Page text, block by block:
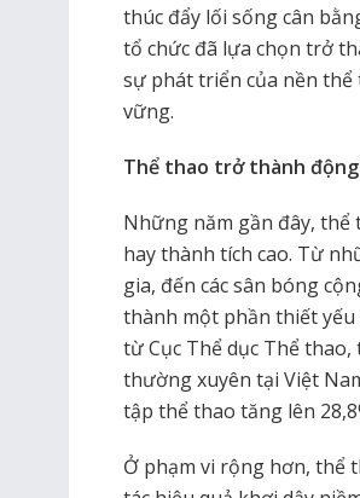
thúc đẩy lối sống cân
tổ chức đã lựa chọn trở
sự phát triển của nền
vững.
Thể thao trở thành
Những năm gần đây, thể
hay thành tích cao. Từ
gia, đến các sân bóng
thành một phần thiết
từ Cục Thể dục Thể
thường xuyên tại Việt
tập thể thao tăng lên
Ở phạm vi rộng hơn, thể